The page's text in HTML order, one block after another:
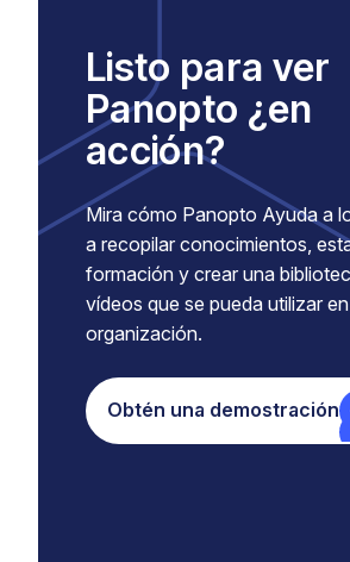
Listo para ver
Panopto ¿en
acción?
Mira cómo Panopto Ayuda a
a recopilar conocimientos,
formación y crear una
vídeos que se pueda utilizar
organización.
Obtén una demostración